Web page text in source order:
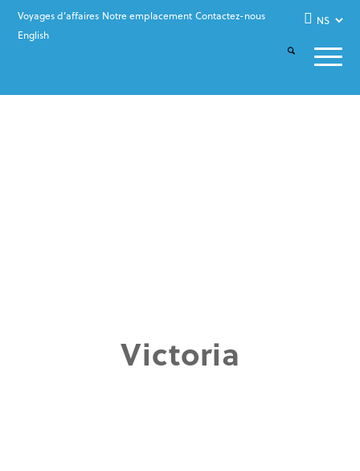
Voyages d’affaires Notre emplacement Contactez-nous
English
Victoria